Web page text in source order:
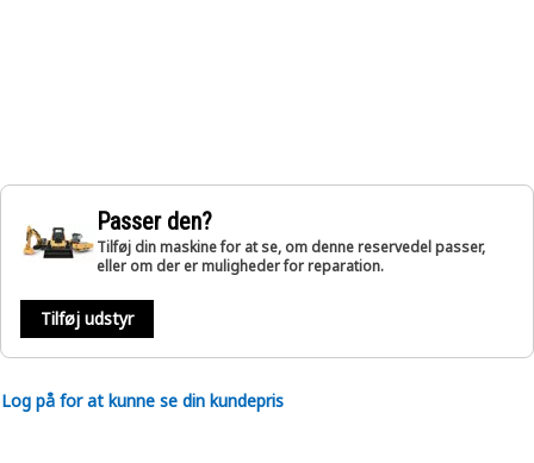
Passer den?
Tilføj din maskine for at se, om denne reservedel passer,
eller om der er muligheder for reparation.
Tilføj udstyr
Log på for at kunne se din kundepris